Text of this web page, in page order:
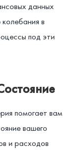
данных
в
под эти
помогает вам
вашего
и расходов